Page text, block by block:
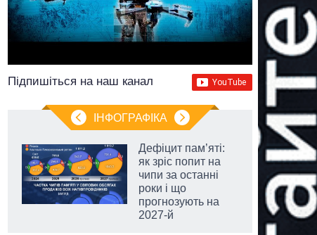
Підпишіться на наш канал
ІНФОГРАФІКА
Дефіцит пам’яті:
як зріс попит на
чипи за останні
роки і що
прогнозують на
2027-й